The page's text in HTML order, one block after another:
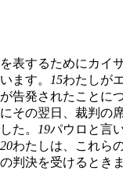
表するためにカイ
ます。
15わたしが
告発されたことに
の翌日、裁判の
た。
19パウロと言
20わたしは、これら
判決を受けるとき